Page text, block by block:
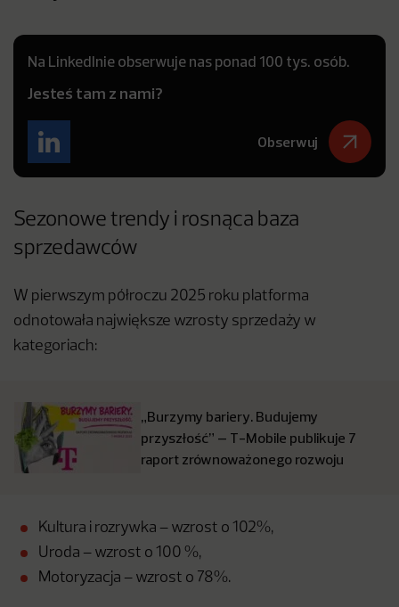
Na LinkedInie obserwuje nas ponad 100 tys. osób.
Jesteś tam z nami?
Obserwuj
Sezonowe trendy i rosnąca baza
sprzedawców
W pierwszym półroczu 2025 roku platforma
odnotowała największe wzrosty sprzedaży w
kategoriach:
„Burzymy bariery. Budujemy
przyszłość” – T-Mobile publikuje 7
raport zrównoważonego rozwoju
Kultura i rozrywka – wzrost o 102%,
Uroda – wzrost o 100 %,
Motoryzacja – wzrost o 78%.